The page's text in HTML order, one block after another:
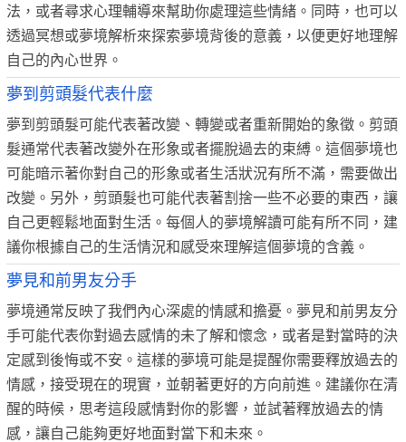
法，或者尋求心理輔導來幫助你處理這些情緒。同時，也可以
透過冥想或夢境解析來探索夢境背後的意義，以便更好地理解
自己的內心世界。
夢到剪頭髮代表什麼
夢到剪頭髮可能代表著改變、轉變或者重新開始的象徵。剪頭
髮通常代表著改變外在形象或者擺脫過去的束縛。這個夢境也
可能暗示著你對自己的形象或者生活狀況有所不滿，需要做出
改變。另外，剪頭髮也可能代表著割捨一些不必要的東西，讓
自己更輕鬆地面對生活。每個人的夢境解讀可能有所不同，建
議你根據自己的生活情況和感受來理解這個夢境的含義。
夢見和前男友分手
夢境通常反映了我們內心深處的情感和擔憂。夢見和前男友分
手可能代表你對過去感情的未了解和懷念，或者是對當時的決
定感到後悔或不安。這樣的夢境可能是提醒你需要釋放過去的
情感，接受現在的現實，並朝著更好的方向前進。建議你在清
醒的時候，思考這段感情對你的影響，並試著釋放過去的情
感，讓自己能夠更好地面對當下和未來。